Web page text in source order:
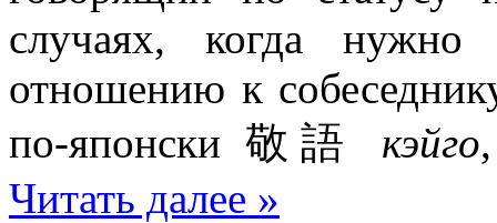
случаях, когда нужно
отношению к
по-японски 敬語 кэйго
Читать далее »